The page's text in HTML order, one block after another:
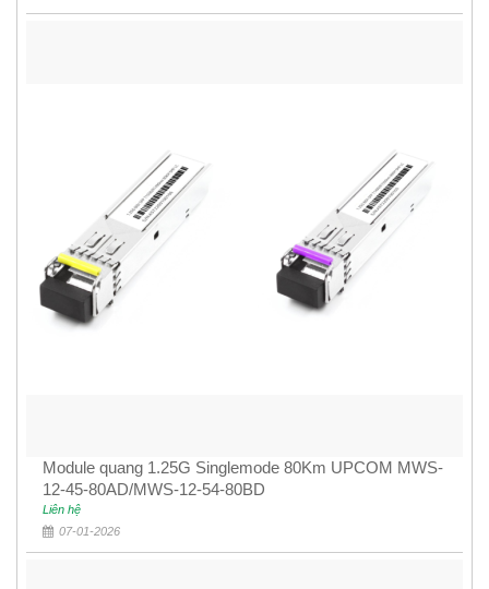
Module quang 1.25G Singlemode 80Km UPCOM MWS-
12-45-80AD/MWS-12-54-80BD
Liên hệ
07-01-2026